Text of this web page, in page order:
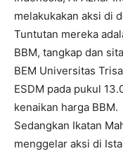
melakukakan aksi di
Tuntutan mereka
BBM, tangkap dan
BEM Universitas
ESDM pada pukul
kenaikan harga BBM.
Sedangkan Ikatan
menggelar aksi di